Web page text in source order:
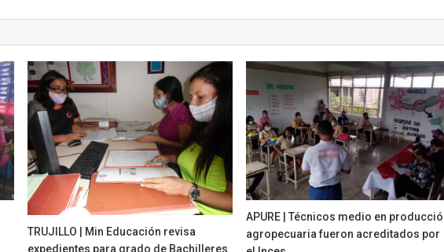
TRUJILLO | Min Educación revisa
expedientes para grado de Bachilleres
APURE | Técnicos medio en
agropecuaria fueron acreditados por